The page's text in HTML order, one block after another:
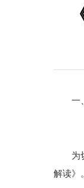
一、
为切
解读》。